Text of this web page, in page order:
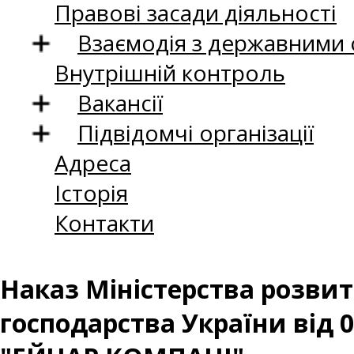
Правові засади діяльності
Взаємодія з
Внутрішній контроль
Вакансії
Підвідомчі організації
Адреса
Історія
Контакти
Наказ Міністерства
господарства України